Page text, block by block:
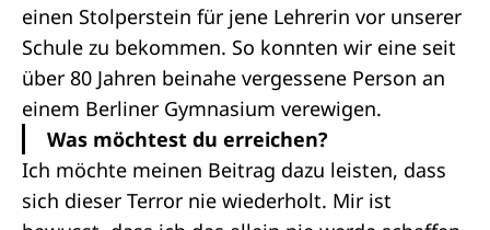
einen Stolperstein für jene Lehrerin vor unserer
Schule zu bekommen. So konnten wir eine seit
über 80 Jahren beinahe vergessene Person an
einem Berliner Gymnasium verewigen.
Was möchtest du erreichen?
Ich möchte meinen Beitrag dazu leisten, dass
sich dieser Terror nie wiederholt. Mir ist